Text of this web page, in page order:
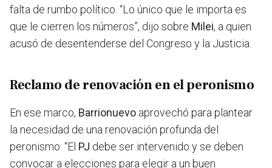
falta de rumbo político. “Lo único que le importa es
que le cierren los números”, dijo sobre Milei, a quien
acusó de desentenderse del Congreso y la Justicia.
Reclamo de renovación en el peronismo
En ese marco, Barrionuevo aprovechó para plantear
la necesidad de una renovación profunda del
peronismo. “El PJ debe ser intervenido y se deben
convocar a elecciones para elegir a un buen